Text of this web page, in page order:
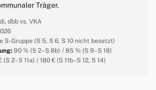
Träger.
dbb vs. VKA
S-Gruppe (S 5, S 6, S 10 nicht besetzt)
90 % (S 2–S 8b) / 85 % (S 9–S 18)
(S 2–S 11a) / 180 € (S 11b–S 12, S 14)